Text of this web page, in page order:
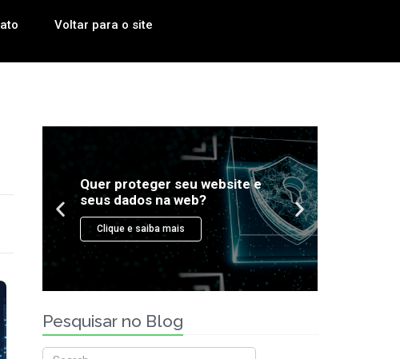
Voltar para o site
Pesquisar no Blog